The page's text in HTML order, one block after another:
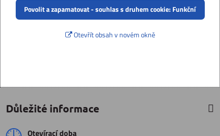
Povolit a zapamatovat - souhlas s druhem cookie: Funkční
Otevřít obsah v novém okně
Důležité informace
Otevírací doba